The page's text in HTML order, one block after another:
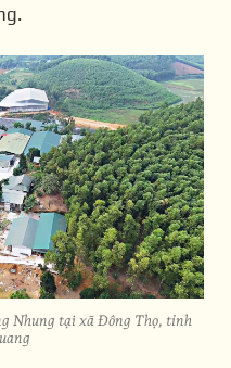
Nhung tại xã Đông Thọ, tỉnh